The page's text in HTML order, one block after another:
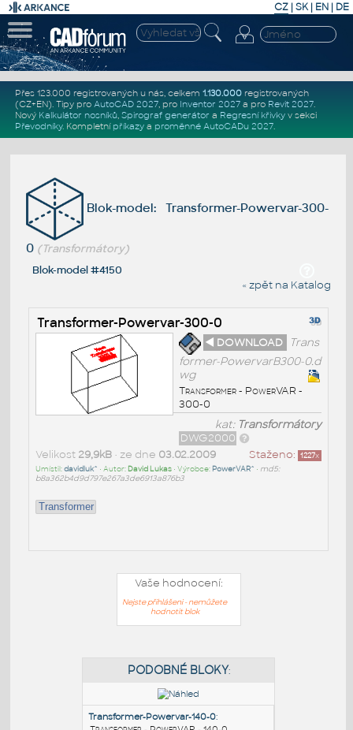
CZ | SK| EN | DE
Přes 123.000 registrovaných u nás, celkem 1.130.000registrovaných
(CZ+EN). Tipy pro AutoCAD 2027, pro Inventor 2027a pro Revit 2027.
Nový Kalkulátor nosníků, Spirograf generátor a Regresní křivkyv sekci
Převodníky. Kompletní příkazya proměnné AutoCADu 2027.
Blok-model: Transformer-Powervar-300-
0 (Transformátory)
Blok-model #4150
« zpět na Katalog
Transformer-Powervar-300-0
◄ DOWNLOAD
Trans
former-PowervarB300-0.d
wg
Transformer - PowerVAR -
300-0
kat: Transformátory
DWG2000
Staženo: 1227x
Velikost 29,9kB• ze dne 03.02.2009
Umístil:davidluk^ • Autor: David Lukas• Výrobce: PowerVAR^ • md5:
b8a362b4d9d797e267a3de6913a876b3
Transformer
Vaše hodnocení:
Nejste přihlášeni - nemůžete
hodnotit blok